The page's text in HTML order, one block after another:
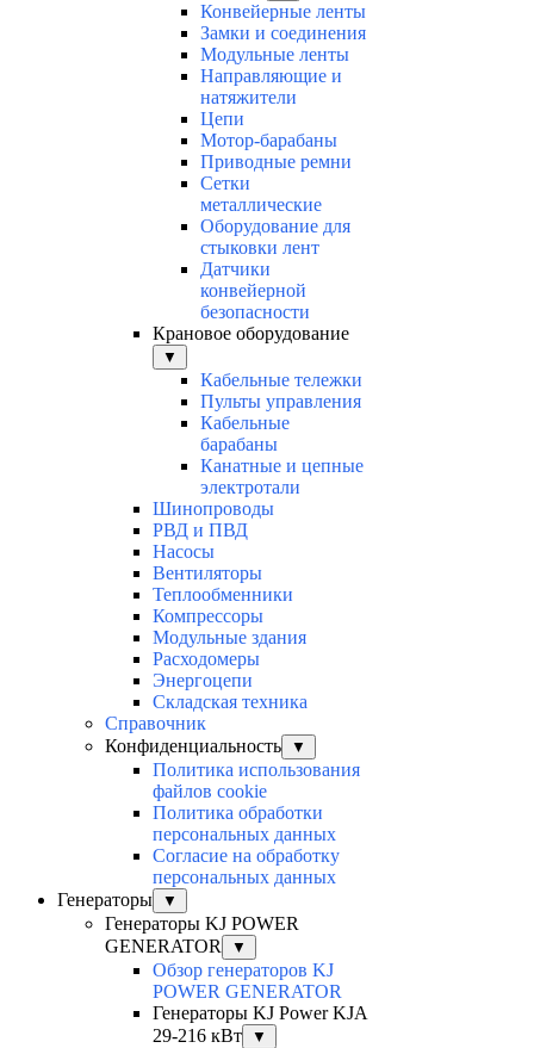
Конвейерные ленты
Замки и соединения
Модульные ленты
Направляющие и
натяжители
Цепи
Мотор-барабаны
Приводные ремни
Сетки
металлические
Оборудование для
стыковки лент
Датчики
конвейерной
безопасности
Крановое оборудование
▼
Кабельные тележки
Пульты управления
Кабельные
барабаны
Канатные и цепные
электротали
Шинопроводы
РВД и ПВД
Насосы
Вентиляторы
Теплообменники
Компрессоры
Модульные здания
Расходомеры
Энергоцепи
Складская техника
Справочник
Конфиденциальность
▼
Политика использования
файлов cookie
Политика обработки
персональных данных
Согласие на обработку
персональных данных
Генераторы
▼
Генераторы KJ POWER
GENERATOR
▼
Обзор генераторов KJ
POWER GENERATOR
Генераторы KJ Power KJA
29-216 кВт
▼